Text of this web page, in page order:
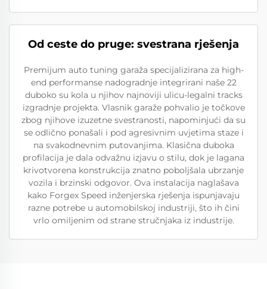
Od ceste do pruge: svestrana rješenja
Premijum auto tuning garaža specijalizirana za high-
end performanse nadogradnje integrirani naše 22
duboko su kola u njihov najnoviji ulicu-legalni tracks
izgradnje projekta. Vlasnik garaže pohvalio je točkove
zbog njihove izuzetne svestranosti, napominjući da su
se odlično ponašali i pod agresivnim uvjetima staze i
na svakodnevnim putovanjima. Klasična duboka
profilacija je dala odvažnu izjavu o stilu, dok je lagana
krivotvorena konstrukcija znatno poboljšala ubrzanje
vozila i brzinski odgovor. Ova instalacija naglašava
kako Forgex Speed inženjerska rješenja ispunjavaju
razne potrebe u automobilskoj industriji, što ih čini
vrlo omiljenim od strane stručnjaka iz industrije.